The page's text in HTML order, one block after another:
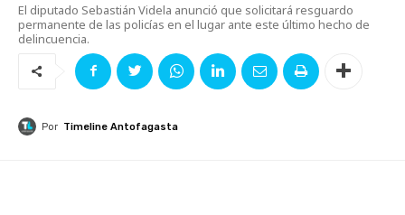
El diputado Sebastián Videla anunció que solicitará resguardo
permanente de las policías en el lugar ante este último hecho de
delincuencia.
Por Timeline Antofagasta